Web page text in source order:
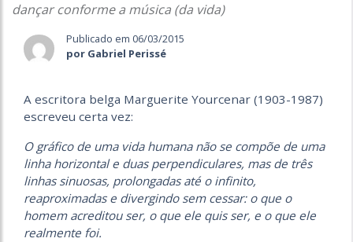
dançar conforme a música (da vida)
Publicado em 06/03/2015
por Gabriel Perissé
A escritora belga Marguerite Yourcenar (1903-1987)
escreveu certa vez:
O gráfico de uma vida humana não se compõe de uma
linha horizontal e duas perpendiculares, mas de três
linhas sinuosas, prolongadas até o infinito,
reaproximadas e divergindo sem cessar: o que o
homem acreditou ser, o que ele quis ser, e o que ele
realmente foi.